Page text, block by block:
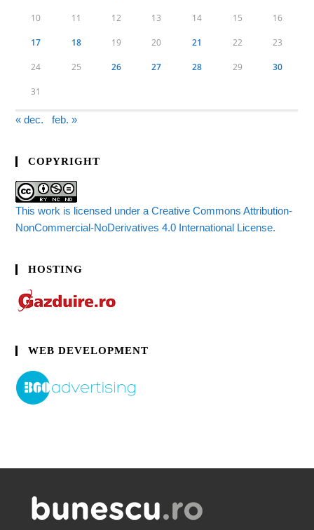
10 11 12 13 14 15 16
17 18 19 20 21 22 23
24 25 26 27 28 29 30
31
« dec. feb. »
COPYRIGHT
This work is licensed under a Creative Commons Attribution-
NonCommercial-NoDerivatives 4.0 International License.
HOSTING
WEB DEVELOPMENT